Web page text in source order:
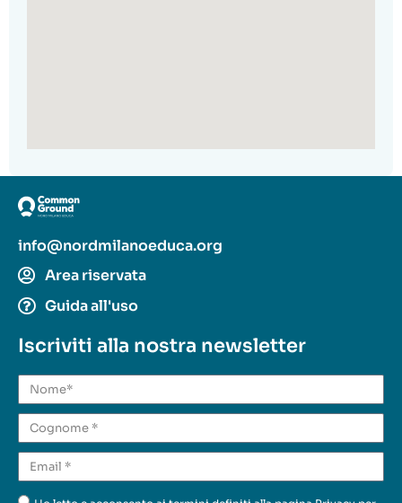
info@nordmilanoeduca.org
Area riservata
Guida all'uso
Iscriviti alla nostra newsletter